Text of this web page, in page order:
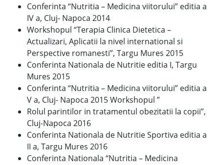
Conferinta “Nutritia – Medicina viitorului” editia a
IV a, Cluj- Napoca 2014
Workshopul “Terapia Clinica Dietetica –
Actualizari, Aplicatii la nivel international si
Perspective romanesti”, Targu Mures 2015
Conferinta Nationala de Nutritie editia I, Targu
Mures 2015
Conferinta “Nutritia – Medicina viitorului” editia a
V a, Cluj- Napoca 2015 Workshopul ”
Rolul parintilor in tratamentul obezitatii la copii”,
Cluj-Napoca 2016
Conferinta Nationala de Nutritie Sportiva editia a
II a, Targu Mures 2016
Conferinta Nationala “Nutritia – Medicina